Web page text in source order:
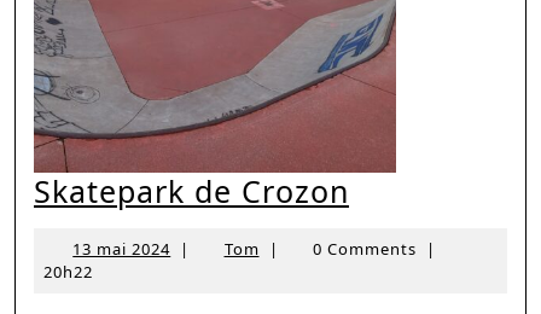
Skatepark de Crozon
Crozon
13 mai 202413| TomTom
| 0 Comments
|
20h22